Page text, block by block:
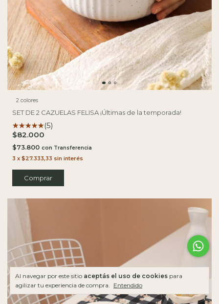
Al navegar por este sitio aceptás el uso de cookies para
agilizar tu experiencia de compra. Entendido
2 colores
SET DE 2 CAZUELAS FELISA ¡Últimas de la temporada!
(5)
$82.000
$73.800 con
3 x $27.333,33 sin interés
Comprar